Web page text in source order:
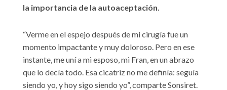
la importancia de la autoaceptación.
“Verme en el espejo después de mi cirugía fue un
momento impactante y muy doloroso. Pero en ese
instante, me uní a mi esposo, mi Fran, en un abrazo
que lo decía todo. Esa cicatriz no me definía: seguía
siendo yo, y hoy sigo siendo yo”, comparte Sonsiret.